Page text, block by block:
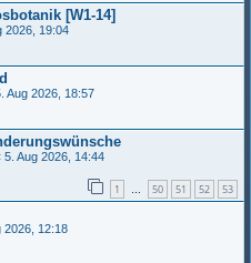
[W1-14]
2026, 19:04
Aug 2026, 18:57
5. Aug 2026, 14:44
1 … 50 51 52 53
2026, 12:18